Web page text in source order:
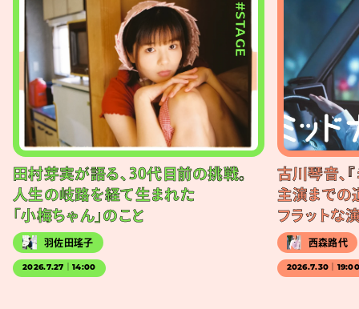
#STAGE
田村芽実が語る、30代目前の挑戦。
人生の岐路を経て生まれた
「小梅ちゃん」のこと
羽佐田瑤子
2026.7.27｜14:00
古川琴音、
主演までの
フラットな
西森路代
2026.7.30｜